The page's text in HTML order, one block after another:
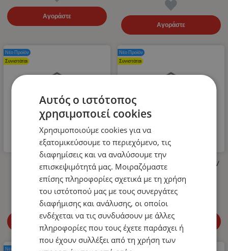
Αγοράστε
Αγοράστε
Λάστιχο Υψηλής Πίεσης για
Πλυστικό 400bar 10m
14.99 €
Αγοράστε
Νέο Προϊόν
Συνιστάται
LED Όγκου Τριπλό 12V / 24V
Πορτοκαλί 110mm x 30mm
4.99 €
Αγοράστε
Νέο Προϊόν
Συνιστάται
Νέο Προϊόν
Νέο Προϊόν
Αυτός ο ιστότοπος
χρησιμοποιεί cookies
Χρησιμοποιούμε cookies για να
εξατομικεύσουμε το περιεχόμενο, τις
διαφημίσεις και να αναλύσουμε την
επισκεψιμότητά μας. Μοιραζόμαστε
επίσης πληροφορίες σχετικά με τη χρήση
του ιστότοπού μας με τους συνεργάτες
διαφήμισης και ανάλυσης, οι οποίοι
ενδέχεται να τις συνδυάσουν με άλλες
πληροφορίες που τους έχετε παράσχει ή
που έχουν συλλέξει από τη χρήση των